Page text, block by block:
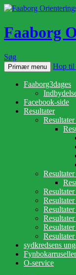
Faaborg
Søg
Primær menu Hop til
Faaborg3dages
Facebook-side
Resultater
Resultater
sydkredsens
O-service